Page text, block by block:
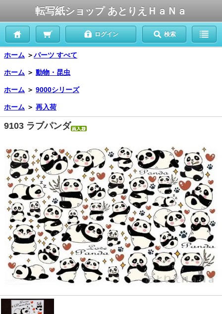
転写紙ショップ あとりえＨａＮａ
ログイン 検索
ホーム ＞パーツ すべて
ホーム ＞ 動物・昆虫
ホーム ＞ 9000シリーズ
ホーム ＞ 再入荷
9103 ラブパンダ